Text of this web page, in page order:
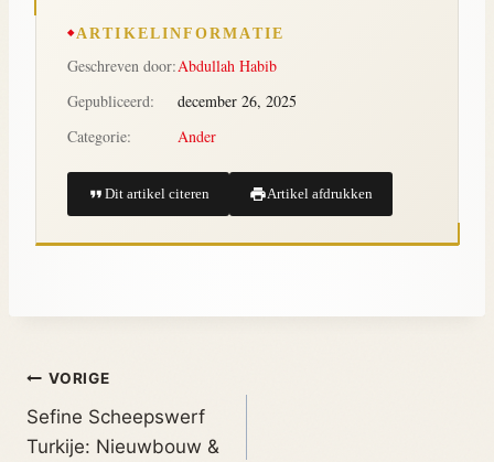
ARTIKELINFORMATIE
Geschreven door:Abdullah Habib
Gepubliceerd:
december 26, 2025
Categorie:
Ander
Dit artikel citeren Artikel afdrukken
VORIGE
Sefine Scheepswerf
Turkije: Nieuwbouw &